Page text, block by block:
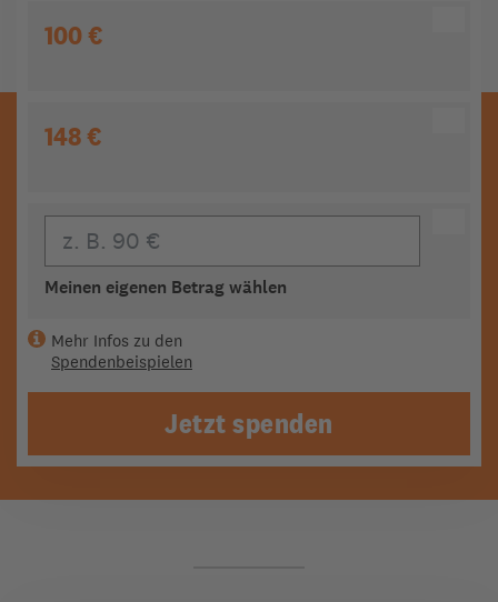
100 €
148 €
Meinen eigenen Betrag wählen
Mehr Infos zu den
Spendenbeispielen
Jetzt spenden